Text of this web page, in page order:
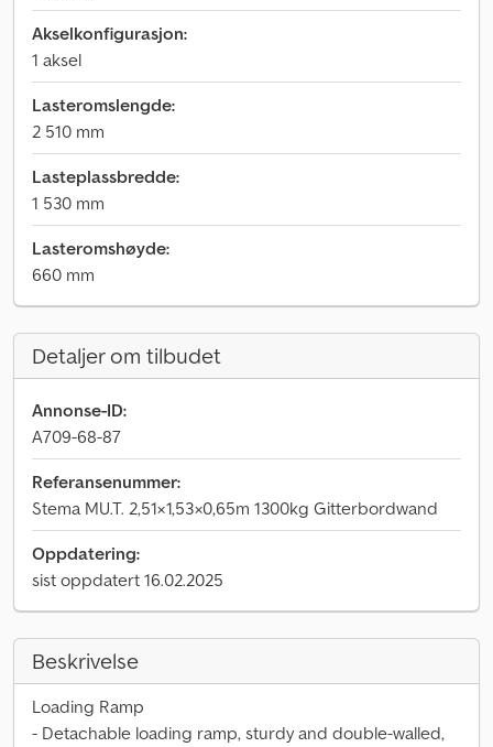
Akselkonfigurasjon:
1 aksel
Lasteromslengde:
2 510 mm
Lasteplassbredde:
1 530 mm
Lasteromshøyde:
660 mm
Detaljer om tilbudet
Annonse-ID:
A709-68-87
Referansenummer:
Stema MU.T. 2,51×1,53×0,65m 1300kg Gitterbordwand
Oppdatering:
sist oppdatert 16.02.2025
Beskrivelse
Loading Ramp
- Detachable loading ramp, sturdy and double-walled,